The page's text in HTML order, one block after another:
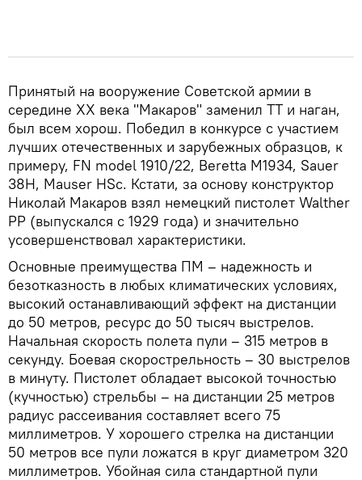
Принятый на вооружение Советской армии в
середине ХХ века "Макаров" заменил ТТ и наган,
был всем хорош. Победил в конкурсе с участием
лучших отечественных и зарубежных образцов, к
примеру, FN model 1910/22, Beretta M1934, Sauer
38H, Mauser HSc. Кстати, за основу конструктор
Николай Макаров взял немецкий пистолет Walther
PP (выпускался с 1929 года) и значительно
усовершенствовал характеристики.
Основные преимущества ПМ – надежность и
безотказность в любых климатических условиях,
высокий останавливающий эффект на дистанции
до 50 метров, ресурс до 50 тысяч выстрелов.
Начальная скорость полета пули – 315 метров в
секунду. Боевая скорострельность – 30 выстрелов
в минуту. Пистолет обладает высокой точностью
(кучностью) стрельбы – на дистанции 25 метров
радиус рассеивания составляет всего 75
миллиметров. У хорошего стрелка на дистанции
50 метров все пули ложатся в круг диаметром 320
миллиметров. Убойная сила стандартной пули